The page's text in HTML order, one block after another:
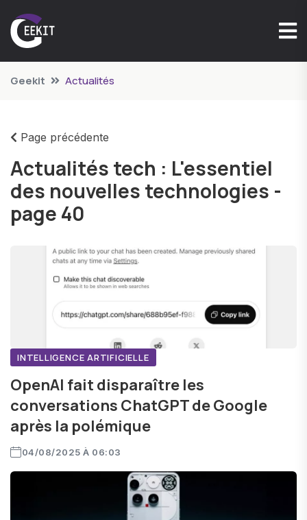
Geekit Actualités
Page précédente
Actualités tech : L'essentiel
des nouvelles technologies -
page 40
INTELLIGENCE ARTIFICIELLE
OpenAI fait disparaître les
conversations ChatGPT de Google
après la polémique
04/08/2025 À 06:03